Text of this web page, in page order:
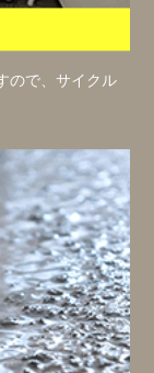
ので、サイクル